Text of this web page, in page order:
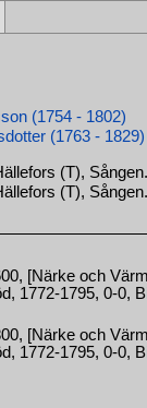
(1754 - 1802)
(1763 - 1829)
(T), Sången.
(T), Sången.
[Närke och
1772-1795, 0-0,
[Närke och
1772-1795, 0-0,